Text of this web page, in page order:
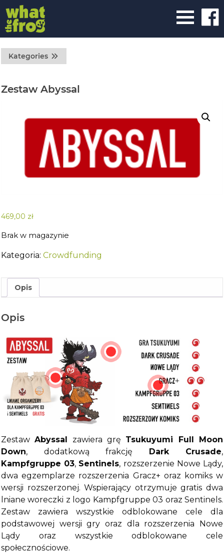
Kategories
Zestaw Abyssal
469,00 zł
Brak w magazynie
Kategoria: Crowdfunding
Opis
Opis
ZestawAbyssal zawiera grę Tsukuyumi Full Moon
Down, dodatkową frakcję Dark Crusade,
Kampfgruppe 03, Sentinels, rozszerzenie Nowe Lądy,
dwa egzemplarze rozszerzenia Gracz+ oraz komiks w
wersji rozszerzonej. Wspierający otrzymuje gratis dwa
lniane woreczki z logo Kampfgruppe 03 oraz Sentinels.
Zestaw zawiera wszystkie odblokowane cele dla
podstawowej wersji gry oraz dla rozszerzenia Nowe
Lądy oraz wszystkie odblokowane cele
społecznościowe.